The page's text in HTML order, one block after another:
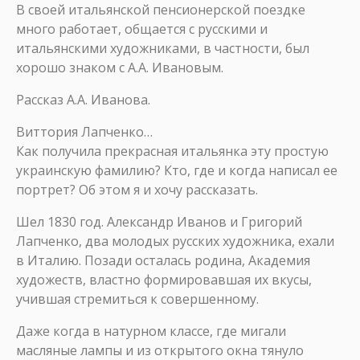
В своей итальянской пенсионерской поездке
много работает, общается с русскими и
итальянскими художниками, в частности, был
хорошо знаком с А.А. Ивановым.
Рассказ А.А. Иванова.
Виттория Лапченко…
Как получила прекрасная итальянка эту простую
украинскую фамилию? Кто, где и когда написал ее
портрет? Об этом я и хочу рассказать.
Шел 1830 год. Александр Иванов и Григорий
Лапченко, два молодых русских художника, ехали
в Италию. Позади осталась родина, Академия
художеств, властно формировавшая их вкусы,
учившая стремиться к совершенному.
Даже когда в натурном классе, где мигали
масляные лампы и из открытого окна тянуло